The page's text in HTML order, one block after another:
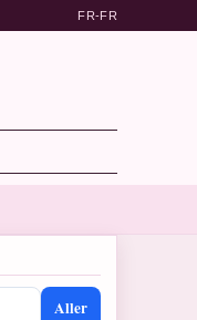
FR-FR
Aller